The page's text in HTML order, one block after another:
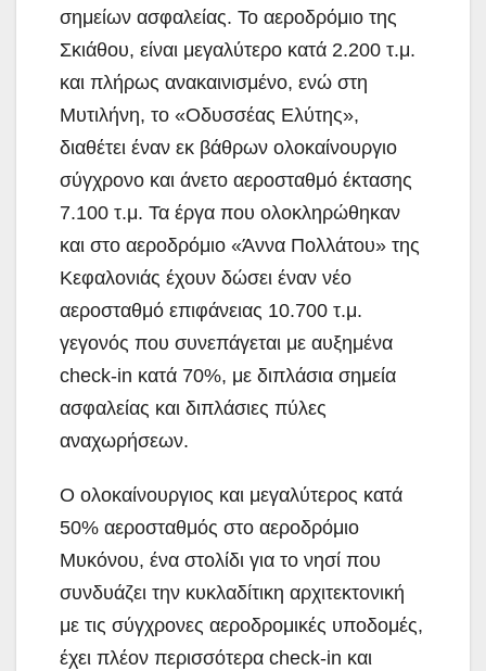
σημείων ασφαλείας. Το αεροδρόμιο της
Σκιάθου, είναι μεγαλύτερο κατά 2.200 τ.μ.
και πλήρως ανακαινισμένο, ενώ στη
Μυτιλήνη, το «Οδυσσέας Ελύτης»,
διαθέτει έναν εκ βάθρων ολοκαίνουργιο
σύγχρονο και άνετο αεροσταθμό έκτασης
7.100 τ.μ. Τα έργα που ολοκληρώθηκαν
και στο αεροδρόμιο «Άννα Πολλάτου» της
Κεφαλονιάς έχουν δώσει έναν νέο
αεροσταθμό επιφάνειας 10.700 τ.μ.
γεγονός που συνεπάγεται με αυξημένα
check-in κατά 70%, με διπλάσια σημεία
ασφαλείας και διπλάσιες πύλες
αναχωρήσεων.
Ο ολοκαίνουργιος και μεγαλύτερος κατά
50% αεροσταθμός στο αεροδρόμιο
Μυκόνου, ένα στολίδι για το νησί που
συνδυάζει την κυκλαδίτικη αρχιτεκτονική
με τις σύγχρονες αεροδρομικές υποδομές,
έχει πλέον περισσότερα check-in και